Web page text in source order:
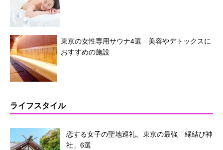
東京の女性専用サウナ4選 美容やデトックスに
おすすめの施設
ライフスタイル
恋する女子の聖地巡礼。東京の最強「縁結び神
社」6選